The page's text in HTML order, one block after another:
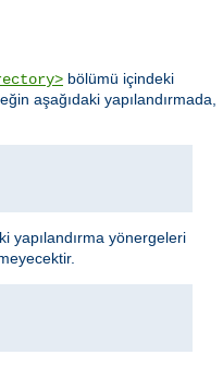
bölümü içindeki
aşağıdaki yapılandırmada,
yapılandırma yönergeleri